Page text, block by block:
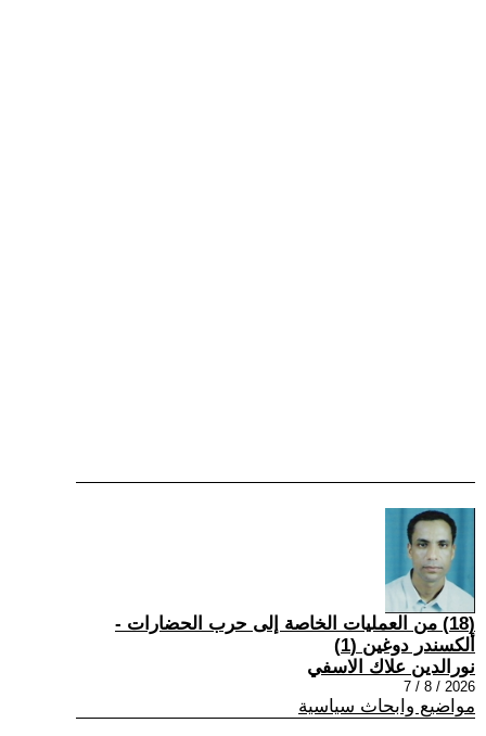
(18) من العمليات الخاصة إلى حرب الحضارات -
ألكسندر دوغين (1)
نورالدين علاك الاسفي
2026 / 8 / 7
مواضيع وابحاث سياسية